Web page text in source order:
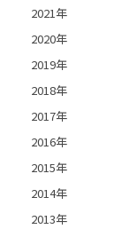
2021年
2020年
2019年
2018年
2017年
2016年
2015年
2014年
2013年